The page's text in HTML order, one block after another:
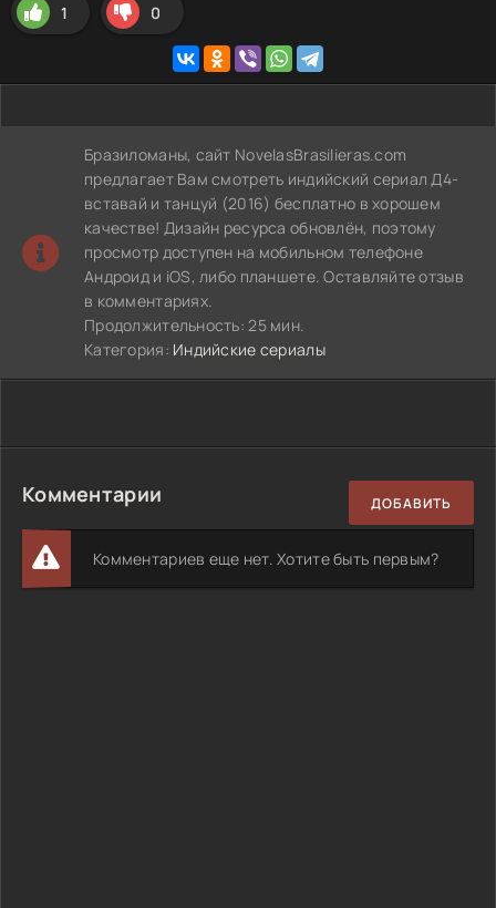
1 0
Бразиломаны, сайт NovelasBrasilieras.com
предлагает Вам смотреть индийский сериал Д4-
вставай и танцуй (2016) бесплатно в хорошем
качестве! Дизайн ресурса обновлён, поэтому
просмотр доступен на мобильном телефоне
Андроид и iOS, либо планшете. Оставляйте отзыв
в комментариях.
Продолжительность: 25 мин.
Категория: Индийские сериалы
Комментарии ДОБАВИТЬ
Комментариев еще нет. Хотите быть первым?